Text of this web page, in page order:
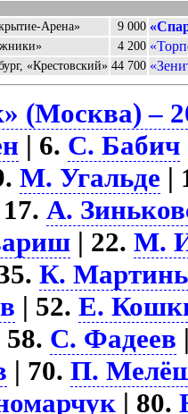
Арена» 9 000
4 200
«Крестовский» 44 700
(Москва) –
| 6. С. Бабич
М. Угальде |
17.А.
| 22.М.
К.
| 52.Е.
58. С. Фадеев
| 70.П.
| 80.